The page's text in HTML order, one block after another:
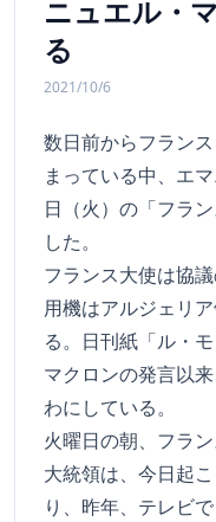
ニュエル・
る
2021/10/6
数日前からフラン
まっている中、エ
日（火）の「フラ
した。
フランス大使は協
用機はアルジェリ
る。日刊紙「ル・
マクロンの発言以
わにしている。
火曜日の朝、フラ
大統領は、今日起
り、昨年、テレビ